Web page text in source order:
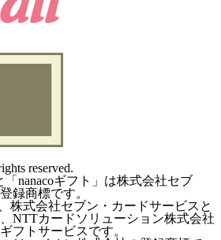
reserved.
nanacoギフト」は株式会社セブ
録商標です。
株式会社セブン・カードサービスと
NTTカードソリューション株式会社
フトサービスです。